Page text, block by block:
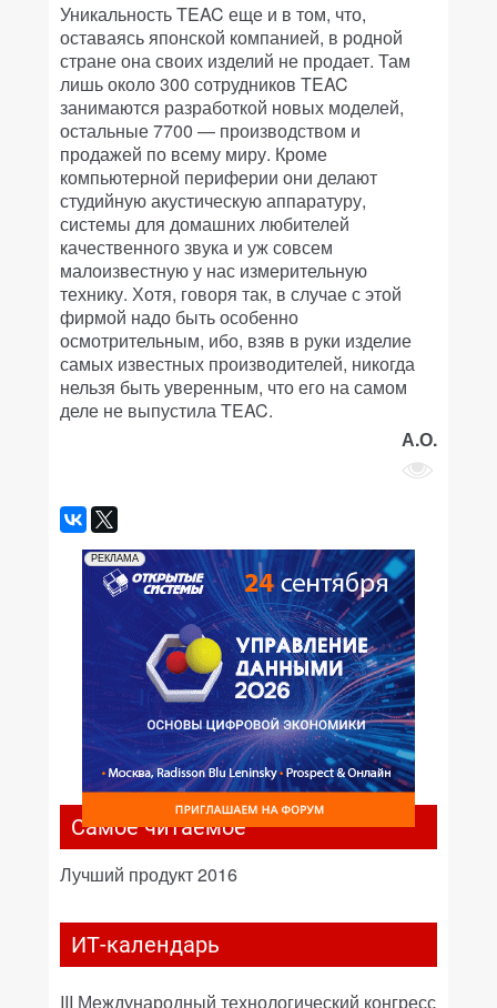
Уникальность TEAC еще и в том, что,
оставаясь японской компанией, в родной
стране она своих изделий не продает. Там
лишь около 300 сотрудников TEAC
занимаются разработкой новых моделей,
остальные 7700 — производством и
продажей по всему миру. Кроме
компьютерной периферии они делают
студийную акустическую аппаратуру,
системы для домашних любителей
качественного звука и уж совсем
малоизвестную у нас измерительную
технику. Хотя, говоря так, в случае с этой
фирмой надо быть особенно
осмотрительным, ибо, взяв в руки изделие
самых известных производителей, никогда
нельзя быть уверенным, что его на самом
деле не выпустила TEAC.
А.О.
РЕКЛАМА
Самое читаемое
Лучший продукт 2016
ИТ-календарь
III Международный технологический конгресс